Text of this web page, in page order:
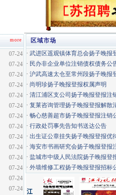
区域市场
· 武进区遥观镇体育总会扬子晚报
· 民办非企业单位注销债权债务公
· 沪武高速太仓至常州段扬子晚报
· 尚明珍扬子晚报登报权属声明
· 清江浦区支公司扬子晚报登报注
· 复莱咨询管理扬子晚报登报解散
· 畅心慈善超市扬子晚报登报注销
· 行政处罚事先告知书送达公告
· 出生证公章挂失扬子晚报登报优
· 海安市书画研究会扬子晚报登报
· 盐城市中级人民法院扬子晚报登
· 外墙维修工程扬子晚报登报招标
more
07-24
07-24
07-24
07-24
07-24
07-24
07-24
07-24
07-24
07-24
07-24
07-24
07-24
07-24